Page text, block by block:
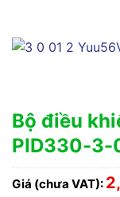
Bộ điều
PID330-3-
Giá (chưa VAT):